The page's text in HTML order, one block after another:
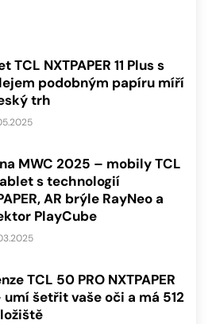
TCL NXTPAPER 11 Plus s
podobným papíru míří
trh
MWC 2025 – mobily TCL
s technologií
AR brýle RayNeo a
PlayCube
TCL 50 PRO NXTPAPER
umí šetřit vaše oči a má 512